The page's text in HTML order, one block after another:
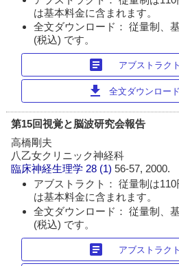
は基本料金に含まれます。
全文ダウンロード： 従量制、
(税込) です。
article アブストラク
download 全文ダウンロー
第15回視覚と脳波研究会報告
高橋剛夫
八乙女クリニック神経科
臨床神経生理学 28 (1)56-57, 2000.
アブストラクト： 従量制は
は基本料金に含まれます。
全文ダウンロード： 従量制、
(税込) です。
article アブストラク